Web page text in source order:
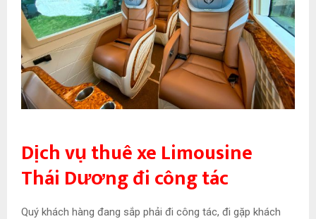
Dịch vụ thuê xe Limousine
Thái Dươngđi công tác
Quý khách hàng đang sắp phải đi công tác, đi gặp khách